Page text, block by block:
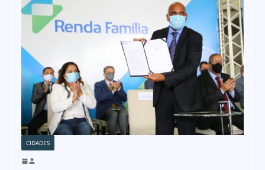
CIDADES